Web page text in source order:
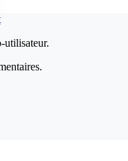
utilisateur.